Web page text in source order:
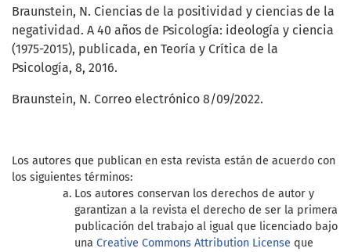
Braunstein, N. Ciencias de la positividad y ciencias de la
negatividad. A 40 años de Psicología: ideología y ciencia
(1975-2015), publicada, en Teoría y Crítica de la
Psicología, 8, 2016.
Braunstein, N. Correo electrónico 8/09/2022.
Los autores que publican en esta revista están de acuerdo con
los siguientes términos:
Los autores conservan los derechos de autor y
garantizan a la revista el derecho de ser la primera
publicación del trabajo al igual que licenciado bajo
una Creative Commons Attribution License que